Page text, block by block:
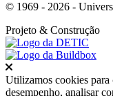
© 1969 - 2026 -
Projeto & Construção
Fechar
Utilizamos cookies
desempenho, analisar